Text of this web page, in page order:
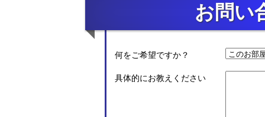
お問い
何をご希望ですか？
具体的にお教えください